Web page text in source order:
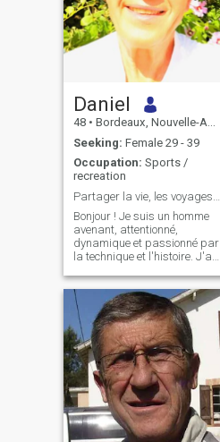
Daniel
48 • Bordeaux, Nouvelle-Aquitaine, France
Seeking: Female 29 - 39
Occupation: Sports /
recreation
Bonjour ! Je suis un homme
avenant, attentionné,
dynamique et passionné par
la technique et l'histoire. J'ai
et j'ai eu la chance de
travailler à l'international,
notamment en Russie.
Aujourd'hui, je cherche à
partager